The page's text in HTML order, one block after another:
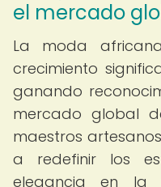
el mercado
La moda
crecimiento
ganando
mercado global
maestros
a redefinir los
elegancia en la